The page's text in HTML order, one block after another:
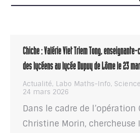
Chiche : Valérie Viet Triem Tong,
des lycéens au lycée Dupuy de Lôme le 23
Actualité, Labo Maths-Info,
24 mars 2026
Dans le cadre de l’opération
Christine Morin, chercheuse